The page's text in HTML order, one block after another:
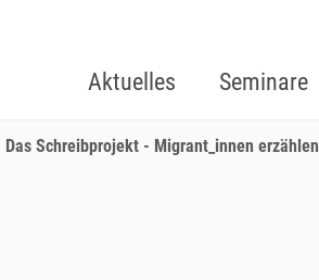
Aktuelles Seminare
Das Schreibprojekt - Migrant_innen erzählen